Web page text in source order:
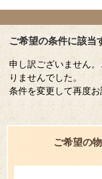
ご希望の条件に該当
申し訳ございません
りませんでした。
条件を変更して再度お
ご希望の